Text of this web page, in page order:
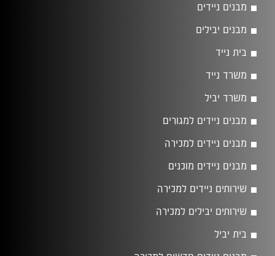
מבנים ניידים
מבנים יבילים
בית נייד
משרד נייד
משרד יביל
מבנים ניידים למגורים
מבנים ניידים למכירה
מבנים ניידים מוכנים
שירותים ניידים למכירה
שירותים יבילים למכירה
בית יביל